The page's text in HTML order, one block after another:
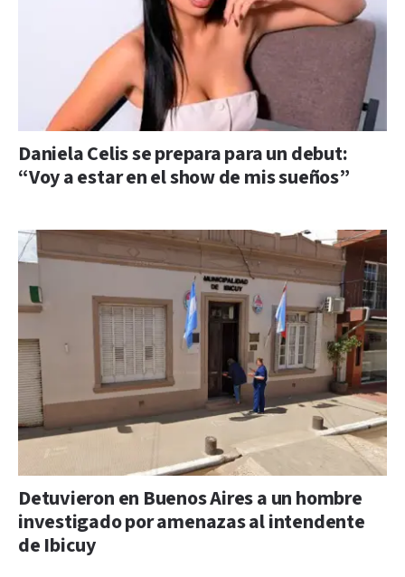
Daniela Celis se prepara para un debut:
“Voy a estar en el show de mis sueños”
Detuvieron en Buenos Aires a un hombre
investigado por amenazas al intendente
de Ibicuy